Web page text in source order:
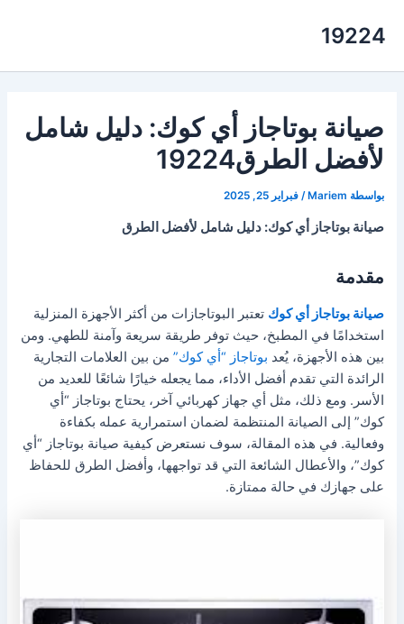
19224
صيانة بوتاجاز أي كوك: دليل شامل
لأفضل الطرق19224
بواسطة Mariem
/فبراير 25, 2025
صيانة بوتاجاز أي كوك: دليل شامل لأفضل الطرق
مقدمة
صيانة بوتاجاز أي كوك تعتبر البوتاجازات من أكثر الأجهزة المنزلية
استخدامًا في المطبخ، حيث توفر طريقة سريعة وآمنة للطهي. ومن
بين هذه الأجهزة، يُعد بوتاجاز “أي كوك” من بين العلامات التجارية
الرائدة التي تقدم أفضل الأداء، مما يجعله خيارًا شائعًا للعديد من
الأسر. ومع ذلك، مثل أي جهاز كهربائي آخر، يحتاج بوتاجاز “أي
كوك” إلى الصيانة المنتظمة لضمان استمرارية عمله بكفاءة
وفعالية. في هذه المقالة، سوف نستعرض كيفية صيانة بوتاجاز “أي
كوك”، والأعطال الشائعة التي قد تواجهها، وأفضل الطرق للحفاظ
على جهازك في حالة ممتازة.